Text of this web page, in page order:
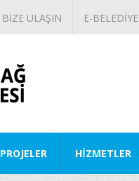
BİZE ULAŞIN E-BELEDİYE
PROJELER HİZMETLER